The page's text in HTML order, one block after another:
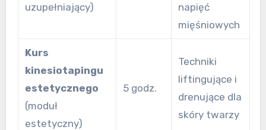
uzupełniający)
napięć
mięśniowych
Kurs
kinesiotapingu
estetycznego
(moduł
estetyczny)
5 godz.
Techniki
liftingujące i
drenujące dla
skóry twarzy